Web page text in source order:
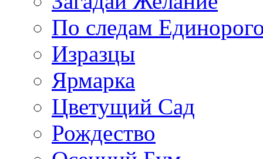
По следам
Изразцы
Ярмарка
Цветущий Сад
Рождество